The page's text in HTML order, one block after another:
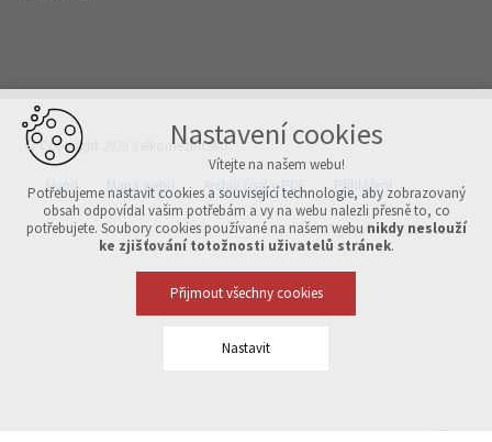
© Copyright 2026 Velkomeziříčsko
Úvod Mapa webu Archiv čísel v PDF Přihlášení
Vytvořeno v xart.cz
Nastavení cookies
Vítejte na našem webu!
Potřebujeme nastavit cookies a související technologie, aby zobrazovaný
obsah odpovídal vašim potřebám a vy na webu nalezli přesně to, co
potřebujete. Soubory cookies používané na našem webu nikdy neslouží
ke zjišťování totožnosti uživatelů stránek.
Přijmout všechny cookies
Nastavit